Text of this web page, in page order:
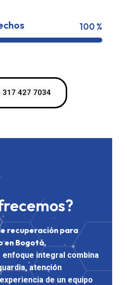
100 %
317 427 7034
recuperación para
en Bogotá,
enfoque integral combina
atención
de un equipo